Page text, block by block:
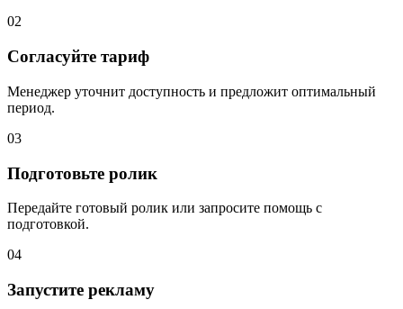
02
Согласуйте тариф
Менеджер уточнит доступность и предложит оптимальный
период.
03
Подготовьте ролик
Передайте готовый ролик или запросите помощь с
подготовкой.
04
Запустите рекламу